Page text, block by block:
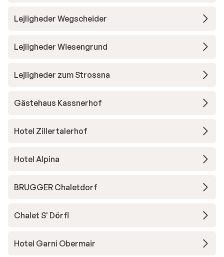
Lejligheder Wegscheider
Lejligheder Wiesengrund
Lejligheder zum Strossna
Gästehaus Kassnerhof
Hotel Zillertalerhof
Hotel Alpina
BRUGGER Chaletdorf
Chalet S' Dörfl
Hotel Garni Obermair